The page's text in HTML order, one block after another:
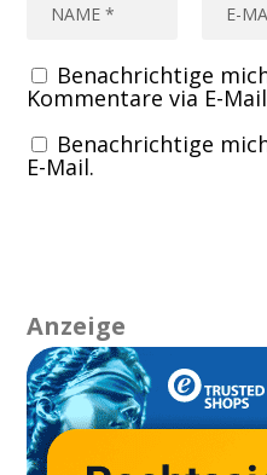
Benachrichtige
Kommentare via E-
Benachrichtige
E-Mail.
Anzeige